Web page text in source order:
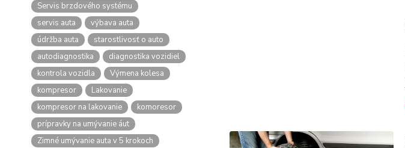
Servis brzdového systému
servis auta
výbava auta
údržba auta
starostlivosť o auto
autodiagnostika
diagnostika vozidiel
kontrola vozidla
Výmena kolesa
kompresor
Lakovanie
kompresor na lakovanie
komoresor
prípravky na umývanie áut
Zimné umývanie auta v 5 krokoch